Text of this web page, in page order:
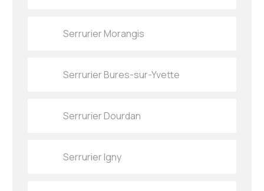
Serrurier Morangis
Serrurier Bures-sur-Yvette
Serrurier Dourdan
Serrurier Igny